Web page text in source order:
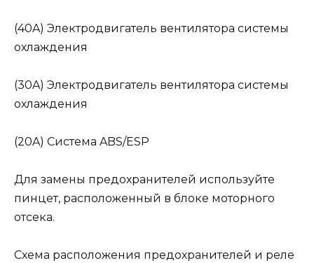
(40A) Электродвигатель вентилятора системы
охлаждения
(30A) Электродвигатель вентилятора системы
охлаждения
(20A) Система ABS/ESP
Для замены предохранителей используйте
пинцет, расположенный в блоке моторного
отсека.
Схема расположения предохранителей и реле